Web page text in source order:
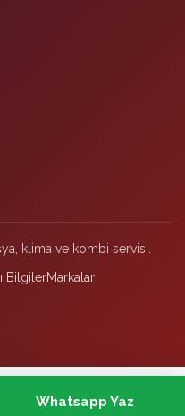
klima ve kombi servisi.
BilgilerMarkalar
Whatsapp Yaz